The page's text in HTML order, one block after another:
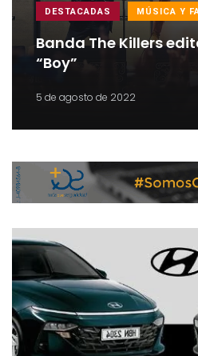
DESTACADAS MÚSICA Y
Banda The Killers
“Boy”
5 de agosto de 2022